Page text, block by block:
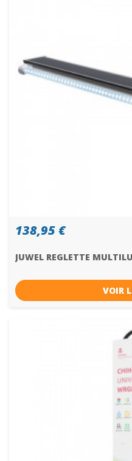
138,95 €
JUWEL REGLETTE
VOIR